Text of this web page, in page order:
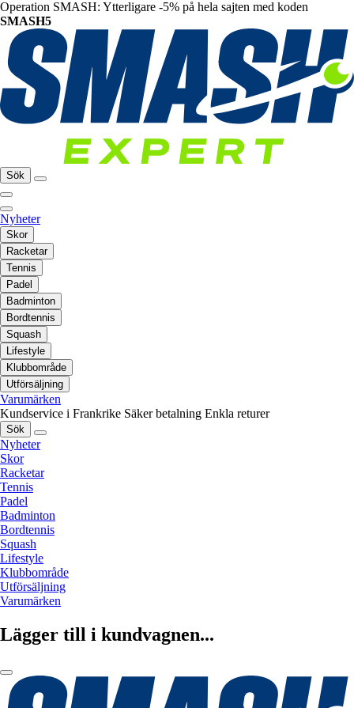
Operation SMASH: Ytterligare -5% på hela sajten med koden
SMASH5
Sök
Nyheter
Skor
Racketar
Tennis
Padel
Badminton
Bordtennis
Squash
Lifestyle
Klubbområde
Utförsäljning
Varumärken
Kundservice i Frankrike Säker betalning Enkla returer
Sök
Nyheter
Skor
Racketar
Tennis
Padel
Badminton
Bordtennis
Squash
Lifestyle
Klubbområde
Utförsäljning
Varumärken
Lägger till i kundvagnen...